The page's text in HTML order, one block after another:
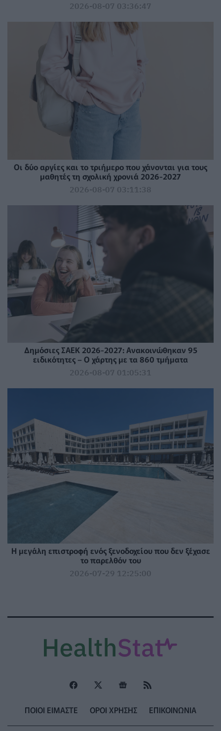
2026-08-07 03:36:47
Οι δύο αργίες και το τριήμερο που χάνονται για τους
μαθητές τη σχολική χρονιά 2026-2027
2026-08-07 03:11:38
Δημόσιες ΣΑΕΚ 2026-2027: Ανακοινώθηκαν 95
ειδικότητες – Ο χάρτης με τα 860 τμήματα
2026-08-07 01:05:31
Η μεγάλη επιστροφή ενός ξενοδοχείου που δεν ξέχασε
το παρελθόν του
2026-07-29 12:25:00
ΠΟΙΟΙ ΕΙΜΑΣΤΕ ΟΡΟΙ ΧΡΗΣΗΣ ΕΠΙΚΟΙΝΩΝΙΑ